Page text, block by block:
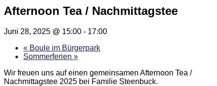
Afternoon Tea / Nachmittagstee
Juni 28, 2025 @ 15:00 - 17:00
« Boule im Bürgerpark
Sommerferien »
Wir freuen uns auf einen gemeinsamen Afternoon Tea /
Nachmittagstee 2025 bei Familie Steenbuck.